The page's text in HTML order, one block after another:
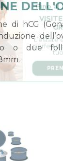
di hCG
o due
perfetto